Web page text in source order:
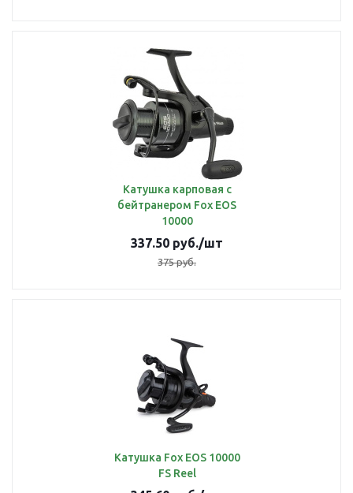
Катушка карповая с
бейтранером Fox EOS
10000
337.50 руб./шт
375руб.
Катушка Fox EOS 10000
FS Reel